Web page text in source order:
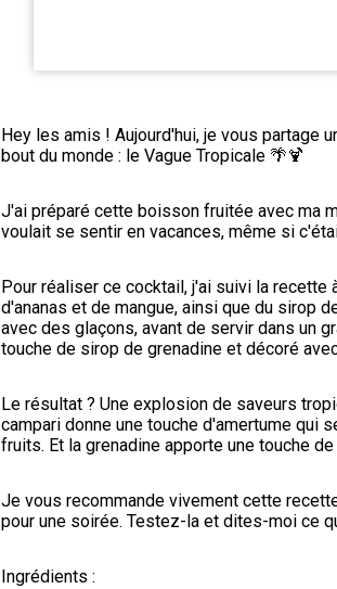
Hey les amis ! Aujourd'hui, je vous partage
bout du monde : le Vague Tropicale 🌴🍹
J'ai préparé cette boisson fruitée avec ma
voulait se sentir en vacances, même si
Pour réaliser ce cocktail, j'ai suivi la recette
d'ananas et de mangue, ainsi que du sirop
avec des glaçons, avant de servir dans un
touche de sirop de grenadine et décoré
Le résultat ? Une explosion de saveurs
campari donne une touche d'amertume qui
fruits. Et la grenadine apporte une touche
Je vous recommande vivement cette
pour une soirée. Testez-la et dites-moi ce
Ingrédients :